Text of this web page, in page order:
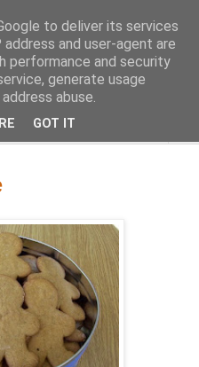
a día de la Gastronomía
to deliver its services
and user-agent are
performance and security
generate usage
abuse.
GOT IT